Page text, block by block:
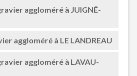
aggloméré à JUIGNÉ-
aggloméré à LE LANDREAU
aggloméré à LAVAU-